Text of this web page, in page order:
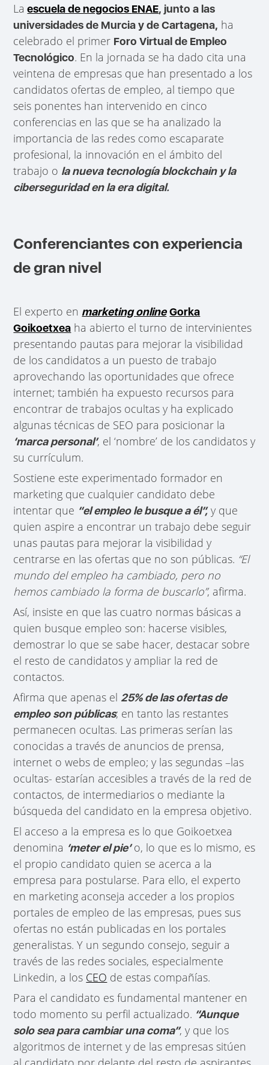
La escuela de negocios ENAE, junto a las
universidades de Murcia y de Cartagena, ha
celebrado el primer Foro Virtual de Empleo
Tecnológico. En la jornada se ha dado cita una
veintena de empresas que han presentado a los
candidatos ofertas de empleo, al tiempo que
seis ponentes han intervenido en cinco
conferencias en las que se ha analizado la
importancia de las redes como escaparate
profesional, la innovación en el ámbito del
trabajo o la nueva tecnología blockchain y la
ciberseguridad en la era digital.
Conferenciantes con experiencia
de gran nivel
El experto en marketing online Gorka
Goikoetxea ha abierto el turno de intervinientes
presentando pautas para mejorar la visibilidad
de los candidatos a un puesto de trabajo
aprovechando las oportunidades que ofrece
internet; también ha expuesto recursos para
encontrar de trabajos ocultas y ha explicado
algunas técnicas de SEO para posicionar la
‘marca personal’, el ‘nombre’ de los candidatos y
su currículum.
Sostiene este experimentado formador en
marketing que cualquier candidato debe
intentar que “el empleo le busque a él”,y que
quien aspire a encontrar un trabajo debe seguir
unas pautas para mejorar la visibilidad y
centrarse en las ofertas que no son públicas. “El
mundo del empleo ha cambiado, pero no
hemos cambiado la forma de buscarlo”, afirma.
Así, insiste en que las cuatro normas básicas a
quien busque empleo son: hacerse visibles,
demostrar lo que se sabe hacer, destacar sobre
el resto de candidatos y ampliar la red de
contactos.
Afirma que apenas el 25% de las ofertas de
empleo son públicas; en tanto las restantes
permanecen ocultas. Las primeras serían las
conocidas a través de anuncios de prensa,
internet o webs de empleo; y las segundas –las
ocultas- estarían accesibles a través de la red de
contactos, de intermediarios o mediante la
búsqueda del candidato en la empresa objetivo.
El acceso a la empresa es lo que Goikoetxea
denomina ‘meter el pie’o, lo que es lo mismo, es
el propio candidato quien se acerca a la
empresa para postularse. Para ello, el experto
en marketing aconseja acceder a los propios
portales de empleo de las empresas, pues sus
ofertas no están publicadas en los portales
generalistas. Y un segundo consejo, seguir a
través de las redes sociales, especialmente
Linkedin, a los CEO de estas compañías.
Para el candidato es fundamental mantener en
todo momento su perfil actualizado. “Aunque
solo sea para cambiar una coma”, y que los
algoritmos de internet y de las empresas sitúen